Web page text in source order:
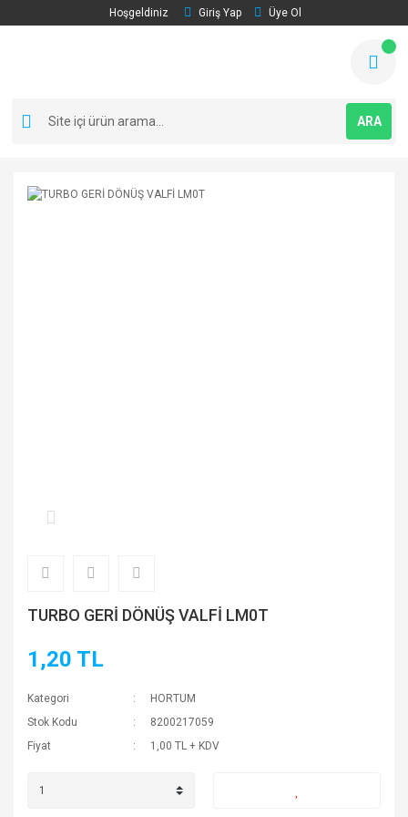
Hoşgeldiniz Giriş Yap Üye Ol
ARA
TURBO GERİ DÖNÜŞ VALFİ LM0T
1,20 TL
Kategori
HORTUM
Stok Kodu
8200217059
Fiyat
1,00 TL + KDV